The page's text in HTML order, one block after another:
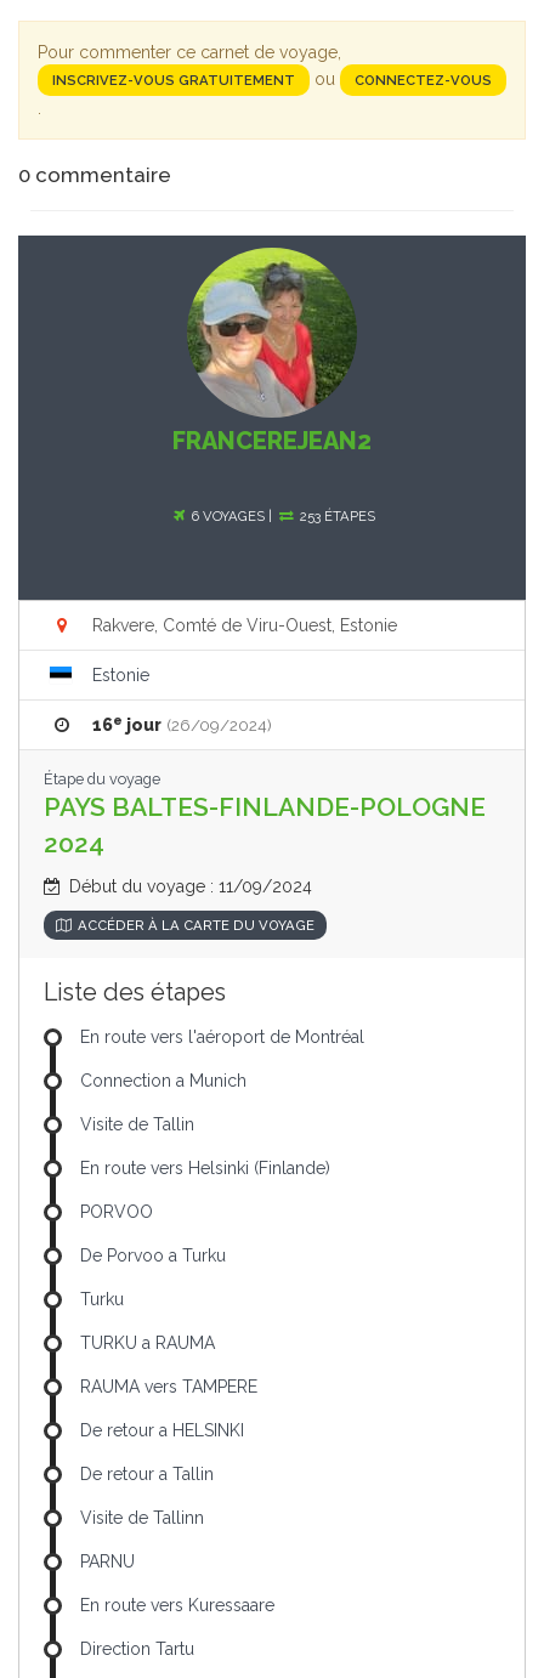
Pour commenter ce carnet de voyage,
INSCRIVEZ-VOUS GRATUITEMENT ou CONNECTEZ-VOUS
.
0 commentaire
FRANCEREJEAN2
6 VOYAGES | 253 ÉTAPES
Rakvere, Comté de Viru-Ouest, Estonie
Estonie
16e jour (26/09/2024)
Étape du voyage
PAYS BALTES-FINLANDE-POLOGNE
2024
Début du voyage : 11/09/2024
ACCÉDER À LA CARTE DU VOYAGE
Liste des étapes
En route vers l'aéroport de Montréal
Connection a Munich
Visite de Tallin
En route vers Helsinki (Finlande)
PORVOO
De Porvoo a Turku
Turku
TURKU a RAUMA
RAUMA vers TAMPERE
De retour a HELSINKI
De retour a Tallin
Visite de Tallinn
PARNU
En route vers Kuressaare
Direction Tartu